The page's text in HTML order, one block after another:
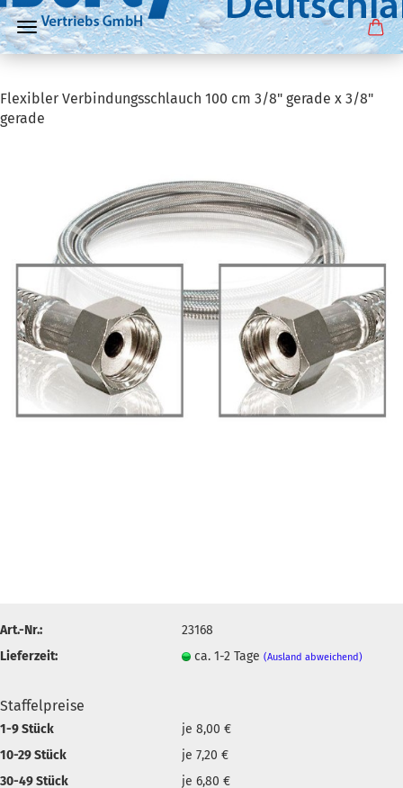
Flexibler Verbindungsschlauch 100 cm 3/8" gerade x 3/8"
gerade
Art.-Nr.:
23168
Lieferzeit:
ca. 1-2 Tage (Ausland abweichend)
Staffelpreise
1-9 Stück
je 8,00 €
10-29 Stück
je 7,20 €
30-49 Stück
je 6,80 €